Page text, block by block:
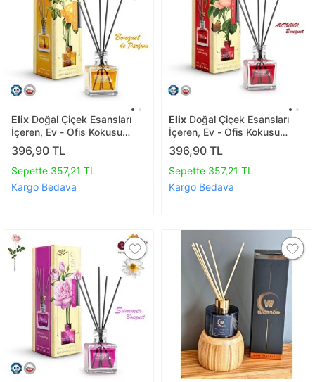
Elix Doğal Çiçek Esansları
İçeren, Ev - Ofis Kokusu
100ml. - Sedir Ve Sandal
Ağacı
396,90 TL
Sepette 357,21 TL
Kargo Bedava
Elix Doğal Çiçek Esansları
İçeren, Ev - Ofis Kokusu
100ml. - Gül, Menekşe
396,90 TL
Sepette 357,21 TL
Kargo Bedava